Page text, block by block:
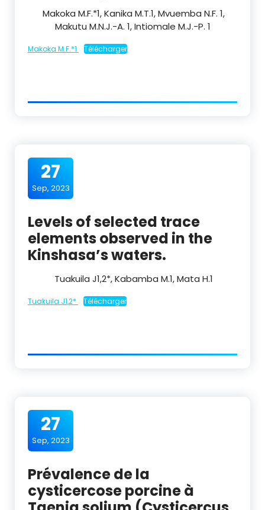
Makoka M.F.*1, Kanika M.T.1, Mvuemba N.F. 1,
Makutu M.N.J.-A. 1, Intiomale M.J.-P. 1
Makoka M.F.*1 Télécharger
27
Sep, 2023
Levels of selected trace
elements observed in the
Kinshasa’s waters.
Tuakuila J1,2*, Kabamba M.1, Mata H.1
Tuakuila J1,2* Télécharger
27
Sep, 2023
Prévalence de la
cysticercose porcine à